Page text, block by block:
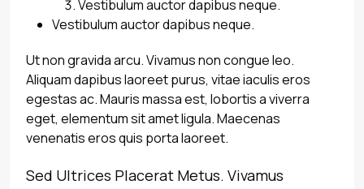
Vestibulum auctor dapibus neque.
Vestibulum auctor dapibus neque.
Ut non gravida arcu. Vivamus non congue leo.
Aliquam dapibus laoreet purus, vitae iaculis eros
egestas ac. Mauris massa est, lobortis a viverra
eget, elementum sit amet ligula. Maecenas
venenatis eros quis porta laoreet.
Sed Ultrices Placerat Metus. Vivamus